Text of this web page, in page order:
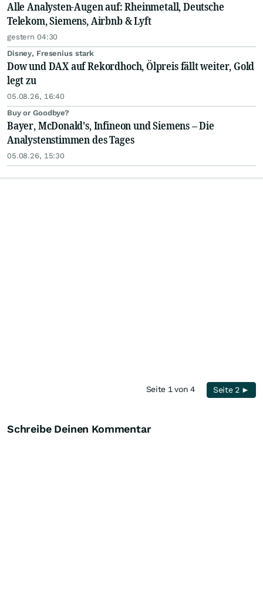
Alle Analysten-Augen auf: Rheinmetall, Deutsche
Telekom, Siemens, Airbnb & Lyft
gestern 04:30
Disney, Fresenius stark
Dow und DAX auf Rekordhoch, Ölpreis fällt weiter, Gold
legt zu
05.08.26, 16:40
Buy or Goodbye?
Bayer, McDonald's, Infineon und Siemens – Die
Analystenstimmen des Tages
05.08.26, 15:30
Seite 1 von 4 Seite 2 ►
Schreibe Deinen Kommentar